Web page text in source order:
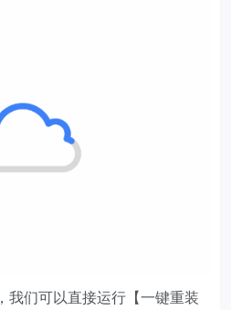
们可以直接运行【一键重装